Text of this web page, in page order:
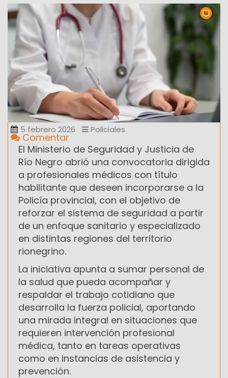
5 febrero 2026 Policiales
Comentar
El Ministerio de Seguridad y Justicia de
Río Negro abrió una convocatoria dirigida
a profesionales médicos con título
habilitante que deseen incorporarse a la
Policía provincial, con el objetivo de
reforzar el sistema de seguridad a partir
de un enfoque sanitario y especializado
en distintas regiones del territorio
rionegrino.
La iniciativa apunta a sumar personal de
la salud que pueda acompañar y
respaldar el trabajo cotidiano que
desarrolla la fuerza policial, aportando
una mirada integral en situaciones que
requieren intervención profesional
médica, tanto en tareas operativas
como en instancias de asistencia y
prevención.